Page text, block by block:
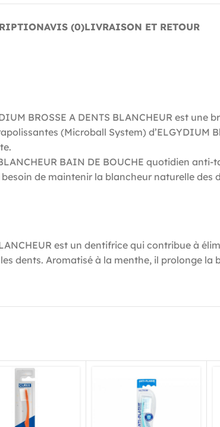
AVIS (0)LIVRAISON ET RETOUR
BROSSE A DENTS BLANCHEUR est
(Microball System) d’ELGYDIUM
BAIN DE BOUCHE quotidien
de maintenir la blancheur naturelle des
est un dentifrice qui contribue à
dents. Aromatisé à la menthe, il prolonge